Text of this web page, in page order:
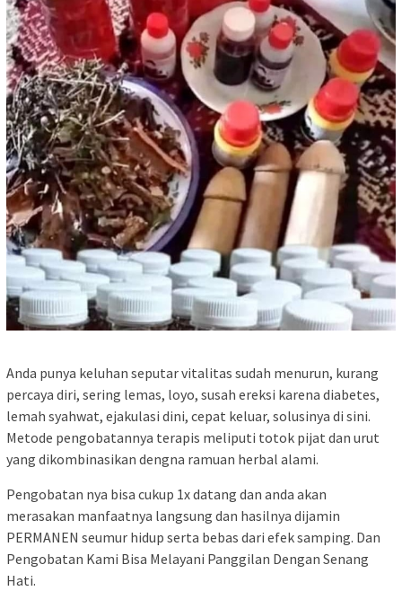
Anda punya keluhan seputar vitalitas sudah menurun, kurang
percaya diri, sering lemas, loyo, susah ereksi karena diabetes,
lemah syahwat, ejakulasi dini, cepat keluar, solusinya di sini.
Metode pengobatannya terapis meliputi totok pijat dan urut
yang dikombinasikan dengna ramuan herbal alami.
Pengobatan nya bisa cukup 1x datang dan anda akan
merasakan manfaatnya langsung dan hasilnya dijamin
PERMANEN seumur hidup serta bebas dari efek samping. Dan
Pengobatan Kami Bisa Melayani Panggilan Dengan Senang
Hati.